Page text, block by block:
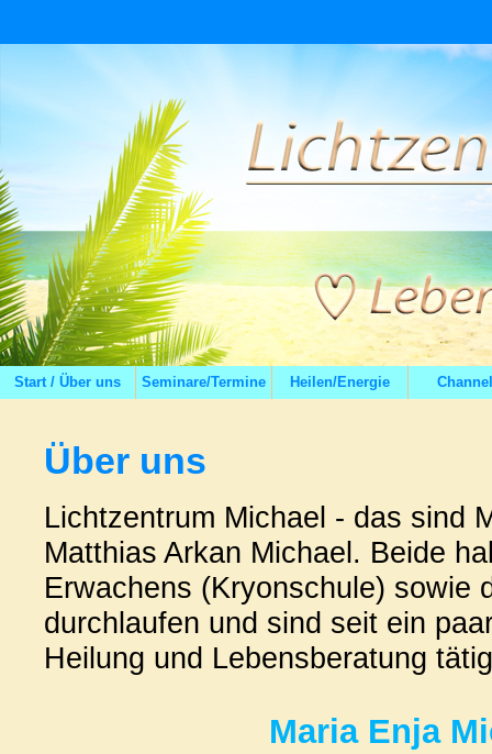
Start / Über uns Seminare/Termine Heilen/Energie
Über uns
Lichtzentrum Michael - das sind
Matthias Arkan Michael. Beide
Erwachens (Kryonschule) sowie
durchlaufen und sind seit ein
Heilung und Lebensberatung
Maria Enja